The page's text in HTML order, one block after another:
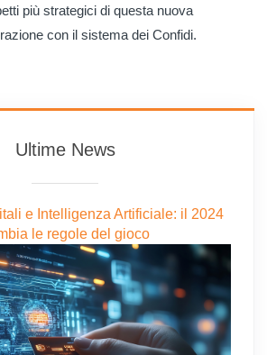
più strategici di questa nuova
con il sistema dei Confidi.
Ultime News
e Intelligenza Artificiale: il 2024
le regole del gioco